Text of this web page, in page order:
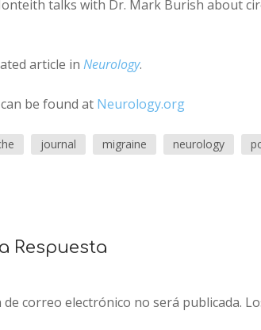
talks with Dr. Mark Burish about
article in Neurology.
be found at Neurology.org
journal migraine neurology
Respuesta
de correo electrónico no será publicada.